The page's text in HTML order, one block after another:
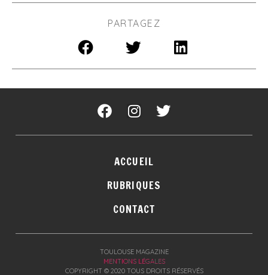
PARTAGEZ
ACCUEIL
RUBRIQUES
CONTACT
TOULOUSE MAGAZINE
MENTIONS LÉGALES
COPYRIGHT © 2020 TOUS DROITS RÉSERVÉS